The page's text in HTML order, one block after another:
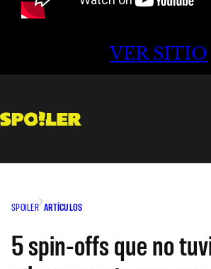
VER SITIO
SPOILER ARTÍCULOS
5 spin-offs que no